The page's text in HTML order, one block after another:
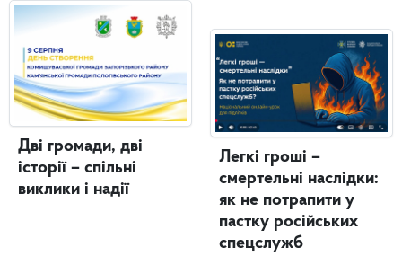
Дві громади, дві
історії – спільні
виклики і надії
Легкі гроші –
смертельні наслідки:
як не потрапити у
пастку російських
спецслужб